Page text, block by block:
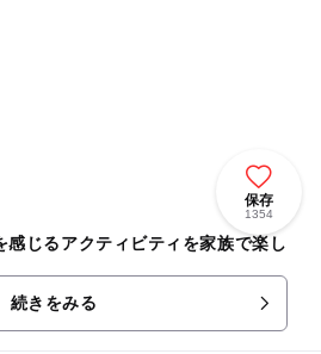
保存
1354
じるアクティビティを家族で楽し
続きをみる